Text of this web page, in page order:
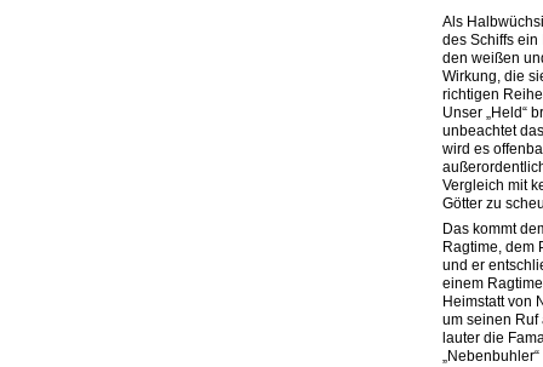
Als
des Schiffs ein
den weißen
Wirkung, die
richtigen
Unser „Held“
unbeachtet
wird es
Vergleich mit
Götter zu
Das kommt
Ragtime, dem
und er
einem
Heimstatt von
um seinen Ruf
lauter die